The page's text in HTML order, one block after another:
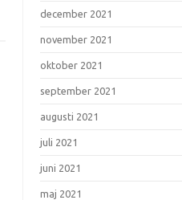
december 2021
november 2021
oktober 2021
september 2021
augusti 2021
juli 2021
juni 2021
maj 2021